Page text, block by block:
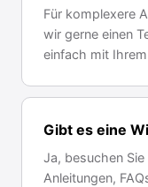
Für komplexere
wir gerne einen
einfach mit
Gibt es eine
Ja, besuchen Sie
Anleitungen,